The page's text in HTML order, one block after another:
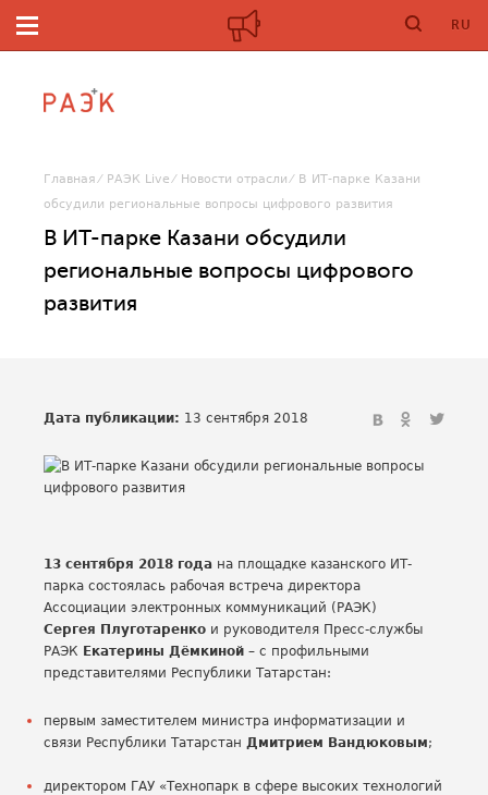
RU
Главная РАЭК Live Новости отрасли
В ИТ-парке Казани
обсудили региональные вопросы цифрового развития
В ИТ-парке Казани обсудили
региональные вопросы цифрового
развития
Дата публикации: 13 сентября 2018
13 сентября 2018 года на площадке казанского ИТ-
парка состоялась рабочая встреча директора
Ассоциации электронных коммуникаций (РАЭК)
Сергея Плуготаренко и руководителя Пресс-службы
РАЭК Екатерины Дёмкиной – с профильными
представителями Республики Татарстан:
первым заместителем министра информатизации и
связи Республики Татарстан Дмитрием Вандюковым;
директором ГАУ «Технопарк в сфере высоких технологий